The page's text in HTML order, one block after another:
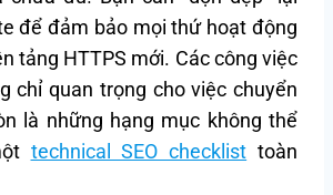
để đảm bảo mọi thứ hoạt động
tảng HTTPS mới. Các công việc
chỉ quan trọng cho việc chuyển
là những hạng mục không thể
technical SEO checklist toàn